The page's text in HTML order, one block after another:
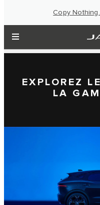
Copy
EXPLOREZ
LA